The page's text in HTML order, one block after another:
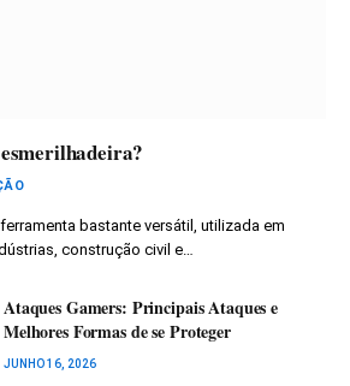
bastante versátil, utilizada em
construção civil e…
Ataques Gamers: Principais Ataques e
Melhores Formas de se Proteger
JUNHO 16, 2026